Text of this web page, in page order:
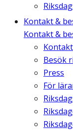
Kontakt &
Kontakt &
Kontakt
Besök
Press
För